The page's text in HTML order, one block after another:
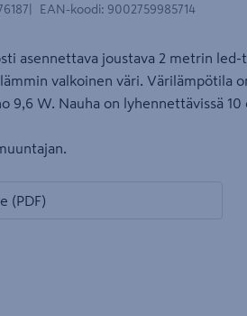
EAN-koodi: 9002759985714
asennettava joustava 2 metrin led-
valkoinen väri. Värilämpötila
9,6 W. Nauha on lyhennettävissä 10
(PDF)